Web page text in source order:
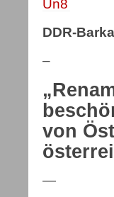
DDR-
–
von
—